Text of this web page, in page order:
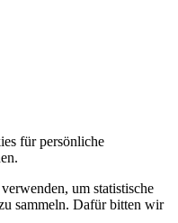
für persönliche
um statistische
sammeln. Dafür bitten wir